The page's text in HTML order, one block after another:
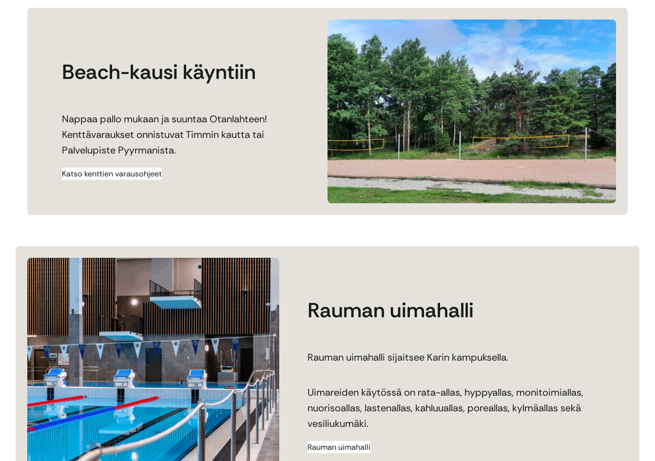
Beach-kausi käyntiin
Nappaa pallo mukaan ja suuntaa Otanlahteen!
Kenttävaraukset onnistuvat Timmin kautta tai
Palvelupiste Pyyrmanista.
Katso kenttien varausohjeet
Rauman uimahalli
Rauman uimahalli sijaitsee Karin kampuksella.
Uimareiden käytössä on rata-allas, hyppyallas, monitoimiallas,
nuorisoallas, lastenallas, kahluuallas, poreallas, kylmäallas sekä
vesiliukumäki.
Rauman uimahalli